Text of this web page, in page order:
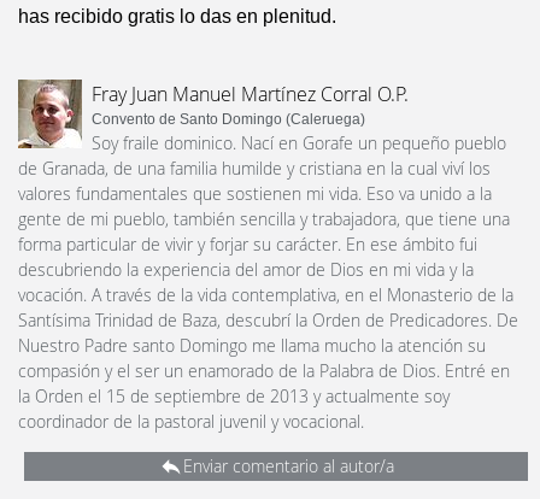
has recibido gratis lo das en plenitud.
Fray Juan Manuel Martínez Corral O.P.
Convento de Santo Domingo (Caleruega)
Soy fraile dominico. Nací en Gorafe un pequeño pueblo
de Granada, de una familia humilde y cristiana en la cual viví los
valores fundamentales que sostienen mi vida. Eso va unido a la
gente de mi pueblo, también sencilla y trabajadora, que tiene una
forma particular de vivir y forjar su carácter. En ese ámbito fui
descubriendo la experiencia del amor de Dios en mi vida y la
vocación. A través de la vida contemplativa, en el Monasterio de la
Santísima Trinidad de Baza, descubrí la Orden de Predicadores. De
Nuestro Padre santo Domingo me llama mucho la atención su
compasión y el ser un enamorado de la Palabra de Dios. Entré en
la Orden el 15 de septiembre de 2013 y actualmente soy
coordinador de la pastoral juvenil y vocacional.
Enviar comentario al autor/a